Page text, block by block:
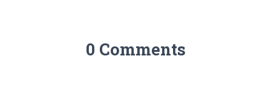
0 Comments